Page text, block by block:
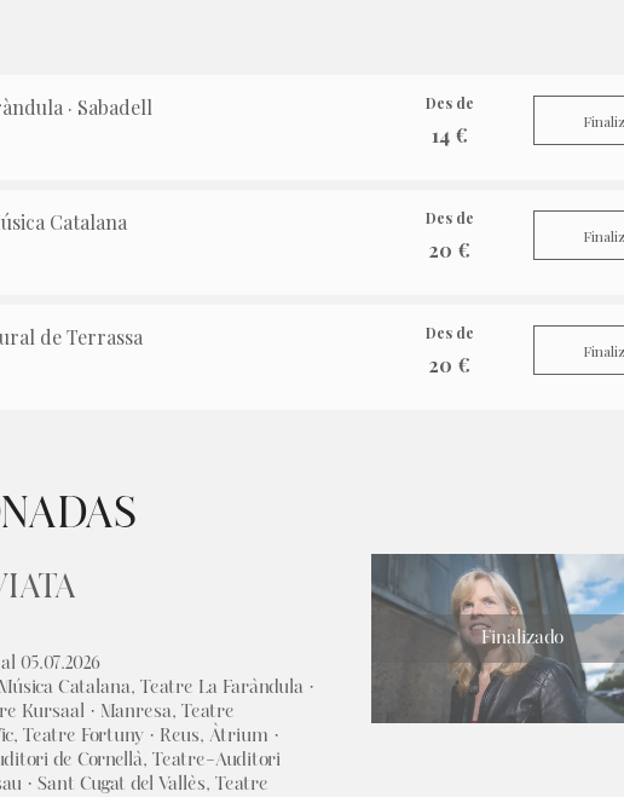
· Sabadell Des de
14 €
Catalana Des de
20 €
de Terrassa Des de
20 €
05.07.2026
Catalana, Teatre La Faràndula ·
Kursaal · Manresa, Teatre
Teatre Fortuny · Reus, Àtrium ·
de Cornellà, Teatre-Auditori
· Sant Cugat del Vallès, Teatre
Finalizado